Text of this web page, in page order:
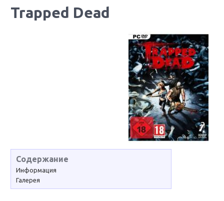
Trapped Dead
Содержание
Информация
Галерея